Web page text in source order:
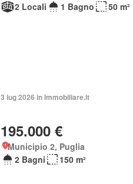
2 Locali
1 Bagno 50 m²
3 lug 2026 in Immobiliare.it
195.000 €
Municipio 2, Puglia
2 Bagni
150 m²